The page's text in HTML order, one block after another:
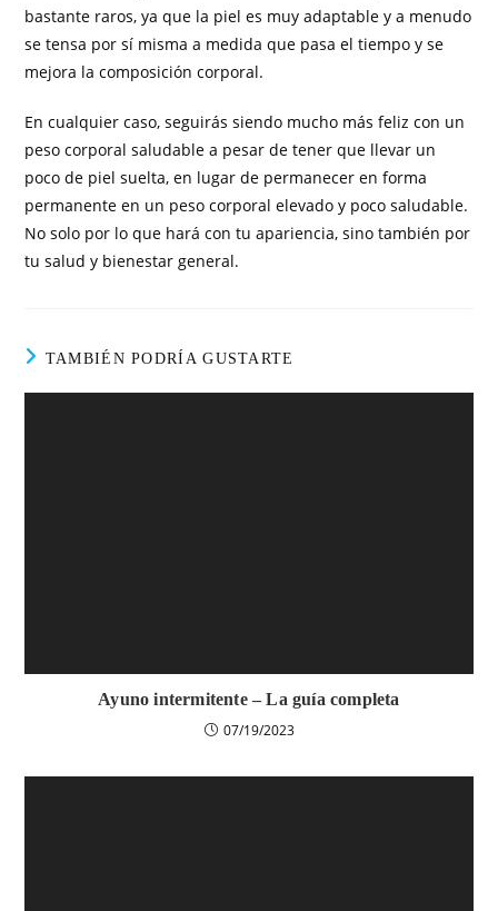
bastante raros, ya que la piel es muy adaptable y a menudo
se tensa por sí misma a medida que pasa el tiempo y se
mejora la composición corporal.
En cualquier caso, seguirás siendo mucho más feliz con un
peso corporal saludable a pesar de tener que llevar un
poco de piel suelta, en lugar de permanecer en forma
permanente en un peso corporal elevado y poco saludable.
No solo por lo que hará con tu apariencia, sino también por
tu salud y bienestar general.
TAMBIÉN PODRÍA GUSTARTE
Ayuno intermitente – La guía completa
07/19/2023